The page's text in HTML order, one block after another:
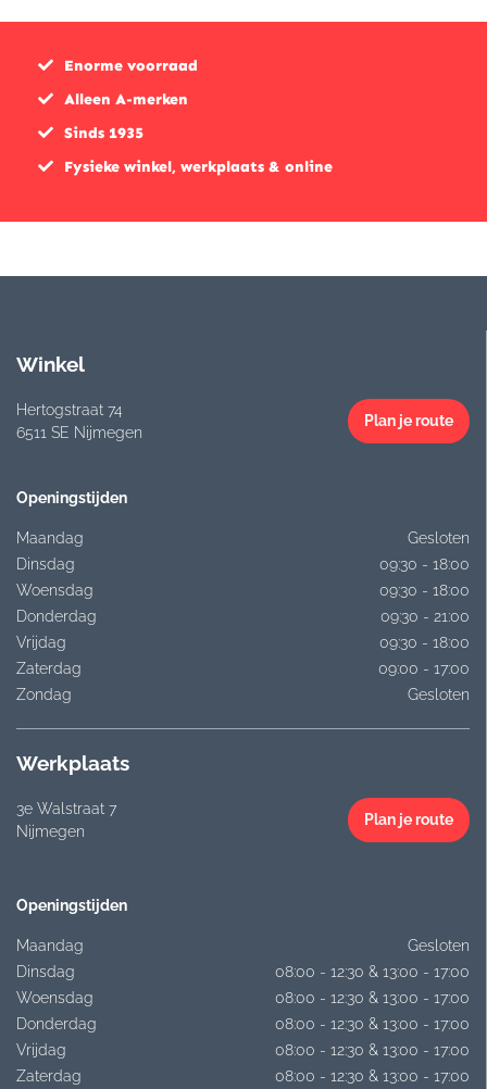
Enorme voorraad
Alleen A-merken
Sinds 1935
Fysieke winkel, werkplaats & online
Winkel
Hertogstraat 74
6511 SE Nijmegen
Plan je route
Openingstijden
Maandag
Gesloten
Dinsdag
09:30 - 18:00
Woensdag
09:30 - 18:00
Donderdag
09:30 - 21:00
Vrijdag
09:30 - 18:00
Zaterdag
09:00 - 17:00
Zondag
Gesloten
Werkplaats
3e Walstraat 7
Nijmegen
Plan je route
Openingstijden
Maandag
Gesloten
Dinsdag
08:00 - 12:30 & 13:00 - 17:00
Woensdag
08:00 - 12:30 & 13:00 - 17:00
Donderdag
08:00 - 12:30 & 13:00 - 17:00
Vrijdag
08:00 - 12:30 & 13:00 - 17:00
Zaterdag
08:00 - 12:30 & 13:00 - 17:00